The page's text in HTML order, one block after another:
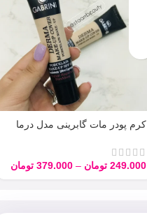
کرم پودر مات گابرینی مدل درما
249.000 تومان –
379.000 تومان